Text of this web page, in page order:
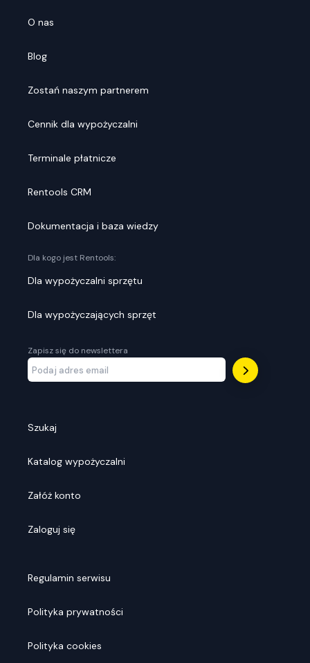
O nas
Blog
Zostań naszym partnerem
Cennik dla wypożyczalni
Terminale płatnicze
Rentools CRM
Dokumentacja i baza wiedzy
Dla kogo jest Rentools:
Dla wypożyczalni sprzętu
Dla wypożyczających sprzęt
Zapisz się do newslettera
Szukaj
Katalog wypożyczalni
Załóż konto
Zaloguj się
Regulamin serwisu
Polityka prywatności
Polityka cookies